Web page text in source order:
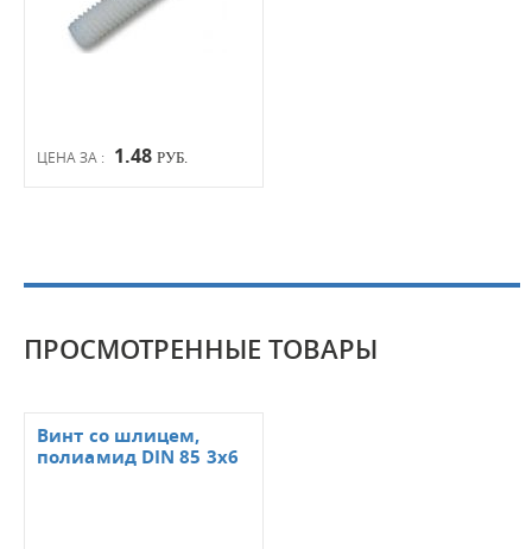
ЦЕНА ЗА : 1.48 РУБ.
ПРОСМОТРЕННЫЕ ТОВАРЫ
Винт со шлицем,
полиамид DIN 85 3x6